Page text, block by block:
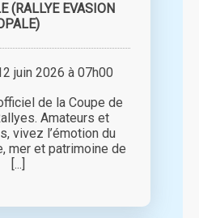
(RALLYE EVASION
juin 2026 à 07h00
de la Coupe de
Amateurs et
vivez l’émotion du
mer et patrimoine de
[...]